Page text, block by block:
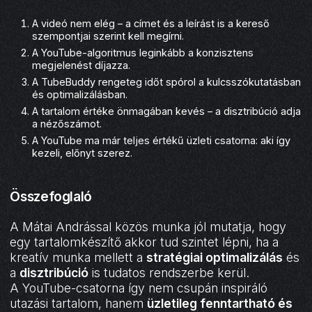
A videó nem elég – a címet és a leírást is a kereső
szempontjai szerint kell megírni.
A YouTube-algoritmus leginkább a konzisztens
megjelenést díjazza.
A TubeBuddy rengeteg időt spórol a kulcsszókutatásban
és optimalizálásban.
A tartalom értéke önmagában kevés – a disztribúció adja
a nézőszámot.
A YouTube ma már teljes értékű üzleti csatorna: aki így
kezeli, előnyt szerez.
Összefoglaló
A Mátai Andrással közös munka jól mutatja, hogy
egy tartalomkészítő akkor tud szintet lépni, ha a
kreatív munka mellett astratégiai optimalizálás és
a disztribúció is tudatos rendszerbe kerül.
A YouTube-csatorna így nem csupán inspiráló
utazási tartalom, hanem üzletileg fenntartható és